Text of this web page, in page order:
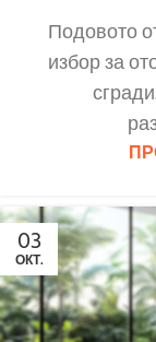
Подовото
избор за
03
ОКТ.